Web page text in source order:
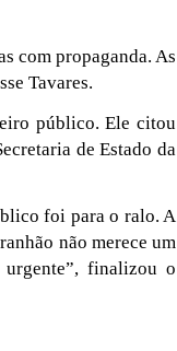
com propaganda. As
Tavares.
público. Ele citou
de Estado da
foi para o ralo. A
não merece um
finalizou o